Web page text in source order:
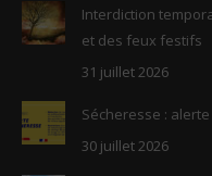
in
new
new
window
Interdiction
et des feux festifs
31 juillet 2026
Sécheresse :
30 juillet 2026